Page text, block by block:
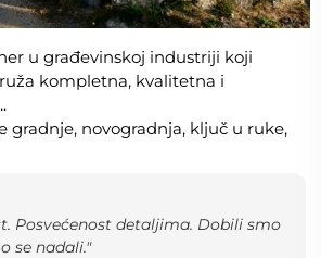
u građevinskoj industriji koji
kompletna, kvalitetna i
gradnje, novogradnja, ključ u ruke,
Posvećenost detaljima. Dobili smo
se nadali."